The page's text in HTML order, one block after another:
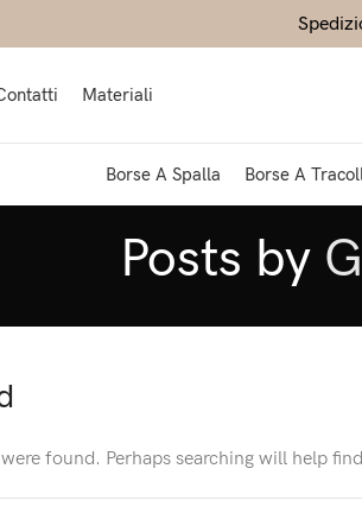
Materiali
Borse A Spalla Borse A
Posts by
found. Perhaps searching will help